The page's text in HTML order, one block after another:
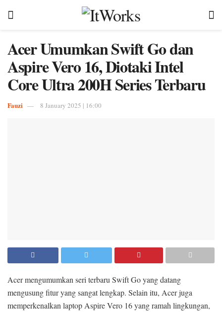
Acer Umumkan Swift Go dan
Aspire Vero 16, Diotaki Intel
Core Ultra 200H Series Terbaru
Fauzi 8 January 2025 | 16:00
Acer mengumumkan seri terbaru Swift Go yang datang
mengusung fitur yang sangat lengkap. Selain itu, Acer juga
memperkenalkan laptop Aspire Vero 16 yang ramah lingkungan,